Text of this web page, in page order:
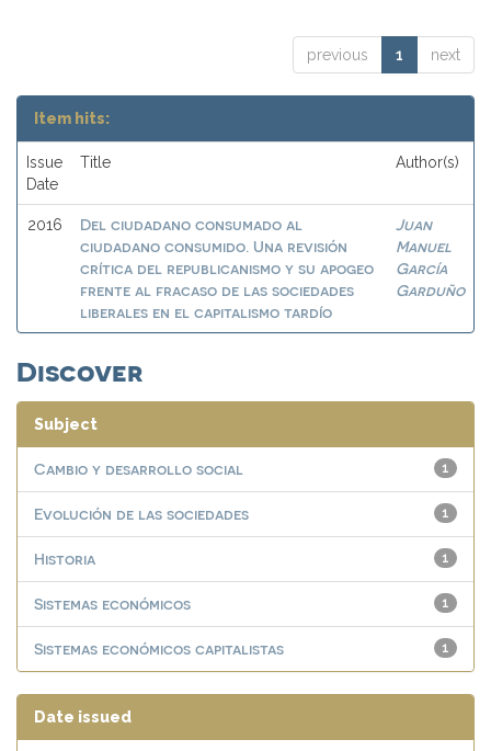
previous 1 next
Item hits:
Issue
Date
Title Author(s)
2016
Del ciudadano consumado al
ciudadano consumido. Una revisión
crítica del republicanismo y su apogeo
frente al fracaso de las sociedades
liberales en el capitalismo tardío
Juan
Manuel
García
Garduño
Discover
Subject
1
Cambio y desarrollo social
1
Evolución de las sociedades
1
Historia
1
Sistemas económicos
1
Sistemas económicos capitalistas
Date issued